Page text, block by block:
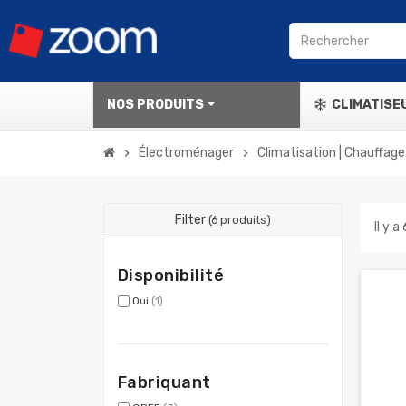
NOS PRODUITS
chevron_right Électroménager chevron_right Climatisation | Chauffage
Filter (6 produits)
Disponibilité
Oui (1)
Fabriquant
Il y